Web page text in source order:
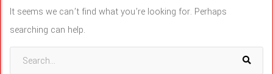
It seems we can’t find what you’re looking for. Perhaps
searching can help.